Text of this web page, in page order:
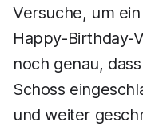
Versuche, um
Happy-Birthday-
noch genau,
Schoss
und weiter